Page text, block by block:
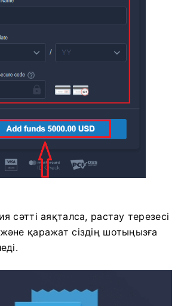
сәтті аяқталса, растау терезесі
қаражат сіздің шотыңызға